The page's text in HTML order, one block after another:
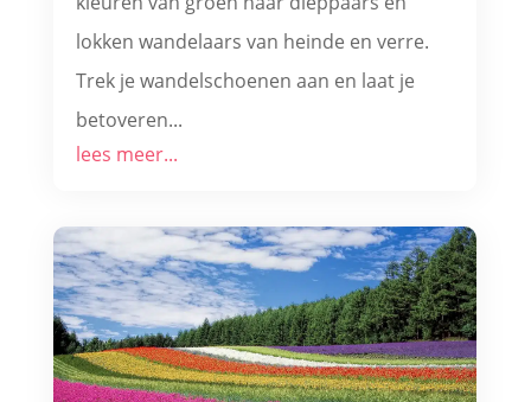
lokken wandelaars van heinde en verre.
Trek je wandelschoenen aan en laat je
betoveren...
lees meer...